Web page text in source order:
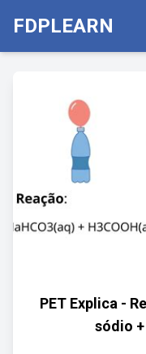
FDPLEARN
PET Explica -
sódio